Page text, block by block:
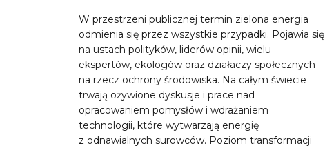
W przestrzeni publicznej termin zielona energia
odmienia się przez wszystkie przypadki. Pojawia się
na ustach polityków, liderów opinii, wielu
ekspertów, ekologów oraz działaczy społecznych
na rzecz ochrony środowiska. Na całym świecie
trwają ożywione dyskusje i prace nad
opracowaniem pomysłów i wdrażaniem
technologii, które wytwarzają energię
z odnawialnych surowców. Poziom transformacji